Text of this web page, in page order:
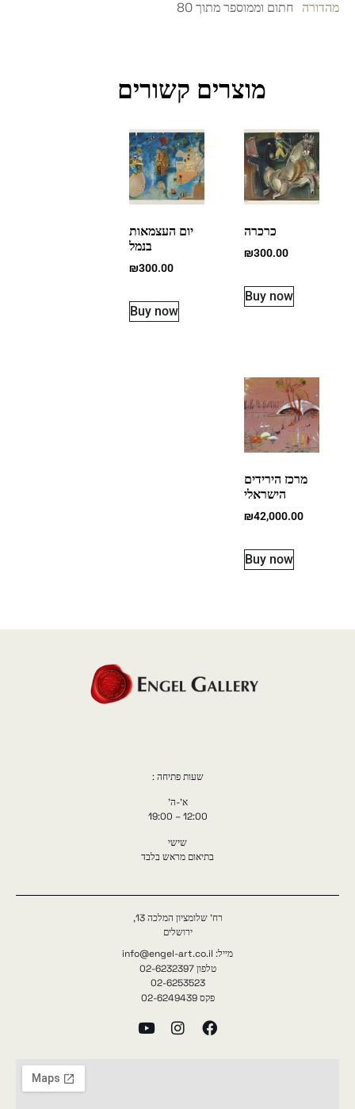
מהדורה חתום וממוספר מתוך 80
מוצרים קשורים
כרכרה
₪300.00
Buy now
יום העצמאות
בנמל
₪300.00
Buy now
מרכז הירידים
הישראלי
₪42,000.00
Buy now
שעות פתיחה :
א'-ה'
12:00 – 19:00
שישי
בתיאום מראש בלבד
רח' שלומציון המלכה 13,
ירושלים
מייל: info@engel-art.co.il
טלפון 02-6232397
02-6253523
פקס 02-6249439